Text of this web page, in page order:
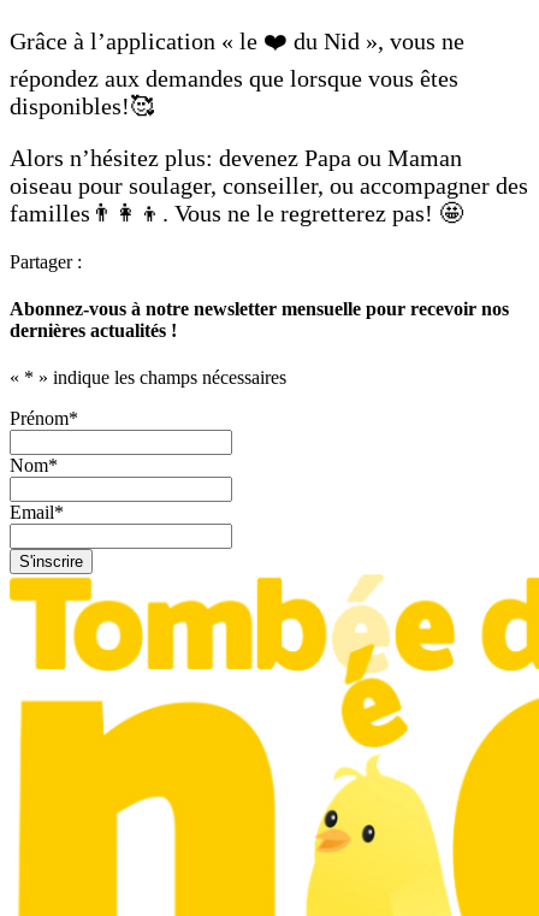
Grâce à l’application « le ❤️ du Nid », vous ne
répondez aux demandes que lorsque vous êtes
disponibles!🥰
Alors n’hésitez plus: devenez Papa ou Maman
oiseau pour soulager, conseiller, ou accompagner des
familles👨‍👩‍👦. Vous ne le regretterez pas! 🤩
Partager :
Abonnez-vous à notre newsletter mensuelle pour recevoir nos
dernières actualités !
« * » indique les champs nécessaires
Prénom*
Nom*
Email*